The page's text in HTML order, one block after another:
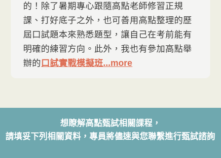
的！除了暑期專心跟隨高點老師修習正規
課、打好底子之外，也可善用高點整理的歷
屆口試題本來熟悉題型，讓自己在考前能有
明確的練習方向。此外，我也有參加高點舉
辦的口試實戰模擬班...more
想瞭解高點甄試相關課程，
請填妥下列相關資料，專員將儘速與您聯繫進行甄試諮詢